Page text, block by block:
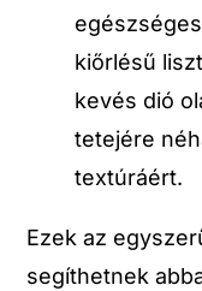
kiőrlésű
kevés dió
tetejére
textúráért.
Ezek az
segíthetnek